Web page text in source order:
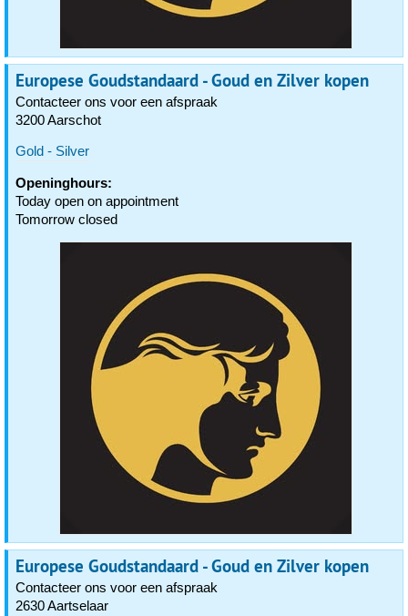
Europese Goudstandaard - Goud en Zilver kopen
Contacteer ons voor een afspraak
3200 Aarschot
Gold - Silver
Openinghours:
Today open on appointment
Tomorrow closed
Europese Goudstandaard - Goud en Zilver kopen
Contacteer ons voor een afspraak
2630 Aartselaar